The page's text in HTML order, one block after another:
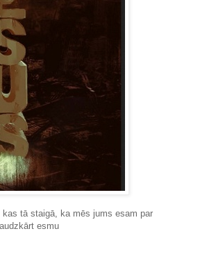
tā staigā, ka mēs jums esam par
esmu